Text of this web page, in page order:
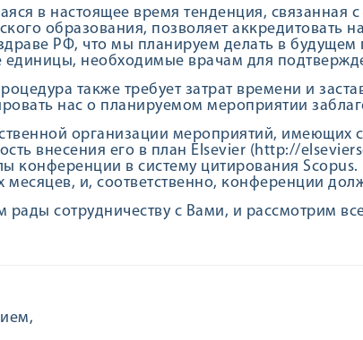
в настоящее время тенденция,
образования, позволяет аккредитовать
РФ, что мы планируем делать в будущем
единицы, необходимые врачам для
также требует затрат времени и
нас о планируемом мероприятии
организации мероприятий, имеющих
внесения его в план Elsevier (http://
конференции в систему цитирования
месяцев, и, соответственно, конференции
рады сотрудничеству с Вами, и рассмотрим